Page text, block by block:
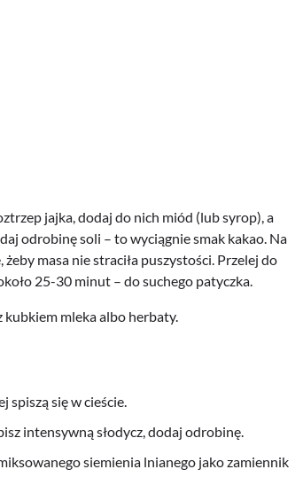
jajka, dodaj do nich miód (lub syrop), a
odrobinę soli – to wyciągnie smak kakao. Na
masa nie straciła puszystości. Przelej do
25-30 minut – do suchego patyczka.
mleka albo herbaty.
spiszą się w cieście.
intensywną słodycz, dodaj odrobinę.
siemienia lnianego jako zamiennik